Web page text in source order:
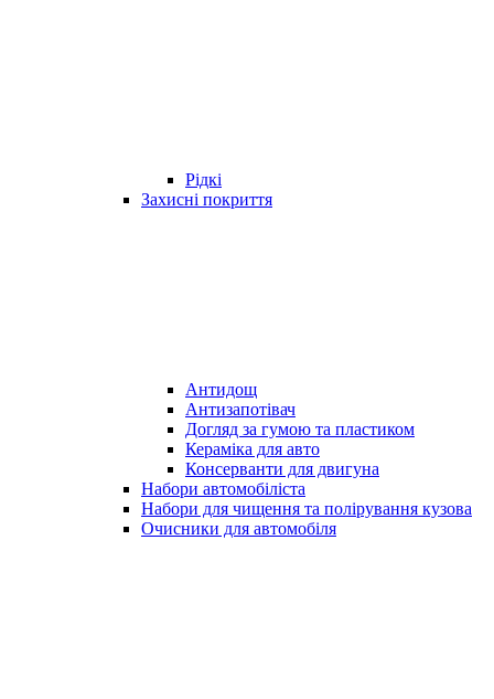
Рідкі
Захисні покриття
Антидощ
Антизапотівач
Догляд за гумою та пластиком
Кераміка для авто
Консерванти для двигуна
Набори автомобіліста
Набори для чищення та полірування кузова
Очисники для автомобіля